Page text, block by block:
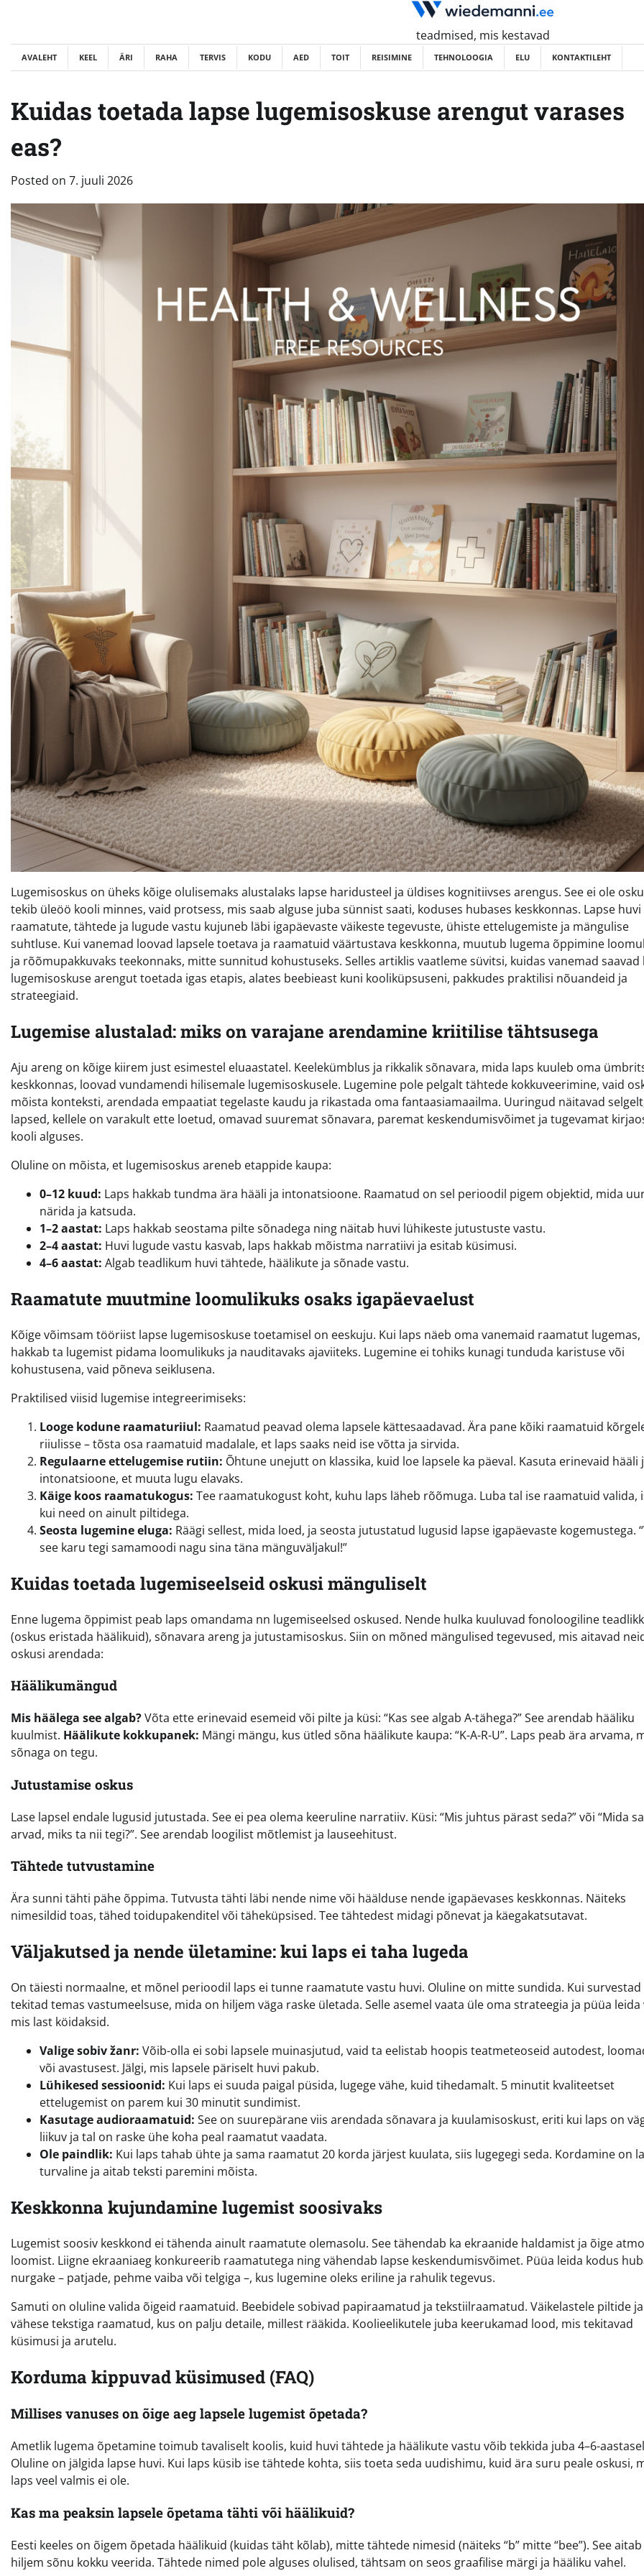
content
teadmised, mis kestavad
AVALEHT KEEL ÄRI RAHA TERVIS KODU AED TOIT REISIMINE TEHNOLOOGIA ELU KONTAKTILEHT
Kuidas toetada lapse lugemisoskuse arengut varases
eas?
Posted on 7. juuli 2026
Lugemisoskus on üheks kõige olulisemaks alustalaks lapse haridusteel ja üldises kognitiivses arengus. See ei ole
tekib üleöö kooli minnes, vaid protsess, mis saab alguse juba sünnist saati, koduses hubases keskkonnas. Lapse huvi
raamatute, tähtede ja lugude vastu kujuneb läbi igapäevaste väikeste tegevuste, ühiste ettelugemiste ja mängulise
suhtluse. Kui vanemad loovad lapsele toetava ja raamatuid väärtustava keskkonna, muutub lugema õppimine
ja rõõmupakkuvaks teekonnaks, mitte sunnitud kohustuseks. Selles artiklis vaatleme süvitsi, kuidas vanemad saavad
lugemisoskuse arengut toetada igas etapis, alates beebieast kuni kooliküpsuseni, pakkudes praktilisi nõuandeid ja
strateegiaid.
Lugemise alustalad: miks on varajane arendamine kriitilise tähtsusega
Aju areng on kõige kiirem just esimestel eluaastatel. Keelekümblus ja rikkalik sõnavara, mida laps kuuleb oma
keskkonnas, loovad vundamendi hilisemale lugemisoskusele. Lugemine pole pelgalt tähtede kokkuveerimine, vaid
mõista konteksti, arendada empaatiat tegelaste kaudu ja rikastada oma fantaasiamaailma. Uuringud näitavad
lapsed, kellele on varakult ette loetud, omavad suuremat sõnavara, paremat keskendumisvõimet ja tugevamat
kooli alguses.
Oluline on mõista, et lugemisoskus areneb etappide kaupa:
0–12 kuud: Laps hakkab tundma ära hääli ja intonatsioone. Raamatud on sel perioodil pigem objektid, mida
närida ja katsuda.
1–2 aastat: Laps hakkab seostama pilte sõnadega ning näitab huvi lühikeste jutustuste vastu.
2–4 aastat: Huvi lugude vastu kasvab, laps hakkab mõistma narratiivi ja esitab küsimusi.
4–6 aastat: Algab teadlikum huvi tähtede, häälikute ja sõnade vastu.
Raamatute muutmine loomulikuks osaks igapäevaelust
Kõige võimsam tööriist lapse lugemisoskuse toetamisel on eeskuju. Kui laps näeb oma vanemaid raamatut lugemas,
hakkab ta lugemist pidama loomulikuks ja nauditavaks ajaviiteks. Lugemine ei tohiks kunagi tunduda karistuse või
kohustusena, vaid põneva seiklusena.
Praktilised viisid lugemise integreerimiseks:
Looge kodune raamaturiiul: Raamatud peavad olema lapsele kättesaadavad. Ära pane kõiki raamatuid
riiulisse – tõsta osa raamatuid madalale, et laps saaks neid ise võtta ja sirvida.
Regulaarne ettelugemise rutiin: Õhtune unejutt on klassika, kuid loe lapsele ka päeval. Kasuta erinevaid hääli
intonatsioone, et muuta lugu elavaks.
Käige koos raamatukogus: Tee raamatukogust koht, kuhu laps läheb rõõmuga. Luba tal ise raamatuid valida,
kui need on ainult piltidega.
Seosta lugemine eluga: Räägi sellest, mida loed, ja seosta jutustatud lugusid lapse igapäevaste kogemustega.
see karu tegi samamoodi nagu sina täna mänguväljakul!”
Kuidas toetada lugemiseelseid oskusi mänguliselt
Enne lugema õppimist peab laps omandama nn lugemiseelsed oskused. Nende hulka kuuluvad fonoloogiline
(oskus eristada häälikuid), sõnavara areng ja jutustamisoskus. Siin on mõned mängulised tegevused, mis aitavad
oskusi arendada:
Häälikumängud
Mis häälega see algab?Võta ette erinevaid esemeid või pilte ja küsi: “Kas see algab A-tähega?” See arendab hääliku
kuulmist. Häälikute kokkupanek: Mängi mängu, kus ütled sõna häälikute kaupa: “K-A-R-U”. Laps peab ära arvama,
sõnaga on tegu.
Jutustamise oskus
Lase lapsel endale lugusid jutustada. See ei pea olema keeruline narratiiv. Küsi: “Mis juhtus pärast seda?” või “Mida sa
arvad, miks ta nii tegi?”. See arendab loogilist mõtlemist ja lauseehitust.
Tähtede tutvustamine
Ära sunni tähti pähe õppima. Tutvusta tähti läbi nende nime või häälduse nende igapäevases keskkonnas. Näiteks
nimesildid toas, tähed toidupakenditel või täheküpsised. Tee tähtedest midagi põnevat ja käegakatsutavat.
Väljakutsed ja nende ületamine: kui laps ei taha lugeda
On täiesti normaalne, et mõnel perioodil laps ei tunne raamatute vastu huvi. Oluline on mitte sundida. Kui survestad
tekitad temas vastumeelsuse, mida on hiljem väga raske ületada. Selle asemel vaata üle oma strateegia ja püüa leida
mis last köidaksid.
Valige sobiv žanr: Võib-olla ei sobi lapsele muinasjutud, vaid ta eelistab hoopis teatmeteoseid autodest,
või avastusest. Jälgi, mis lapsele päriselt huvi pakub.
Lühikesed sessioonid: Kui laps ei suuda paigal püsida, lugege vähe, kuid tihedamalt. 5 minutit kvaliteetset
ettelugemist on parem kui 30 minutit sundimist.
Kasutage audioraamatuid: See on suurepärane viis arendada sõnavara ja kuulamisoskust, eriti kui laps on
liikuv ja tal on raske ühe koha peal raamatut vaadata.
Ole paindlik: Kui laps tahab ühte ja sama raamatut 20 korda järjest kuulata, siis lugegegi seda. Kordamine on
turvaline ja aitab teksti paremini mõista.
Keskkonna kujundamine lugemist soosivaks
Lugemist soosiv keskkond ei tähenda ainult raamatute olemasolu. See tähendab ka ekraanide haldamist ja õige
loomist. Liigne ekraaniaeg konkureerib raamatutega ning vähendab lapse keskendumisvõimet. Püüa leida kodus
nurgake – patjade, pehme vaiba või telgiga –, kus lugemine oleks eriline ja rahulik tegevus.
Samuti on oluline valida õigeid raamatuid. Beebidele sobivad papiraamatud ja tekstiilraamatud. Väikelastele piltide ja
vähese tekstiga raamatud, kus on palju detaile, millest rääkida. Koolieelikutele juba keerukamad lood, mis tekitavad
küsimusi ja arutelu.
Korduma kippuvad küsimused (FAQ)
Millises vanuses on õige aeg lapsele lugemist õpetada?
Ametlik lugema õpetamine toimub tavaliselt koolis, kuid huvi tähtede ja häälikute vastu võib tekkida juba 4–6-
Oluline on jälgida lapse huvi. Kui laps küsib ise tähtede kohta, siis toeta seda uudishimu, kuid ära suru peale oskusi,
laps veel valmis ei ole.
Kas ma peaksin lapsele õpetama tähti või häälikuid?
Eesti keeles on õigem õpetada häälikuid (kuidas täht kõlab), mitte tähtede nimesid (näiteks “b” mitte “bee”). See
hiljem sõnu kokku veerida. Tähtede nimed pole alguses olulised, tähtsam on seos graafilise märgi ja hääliku vahel.